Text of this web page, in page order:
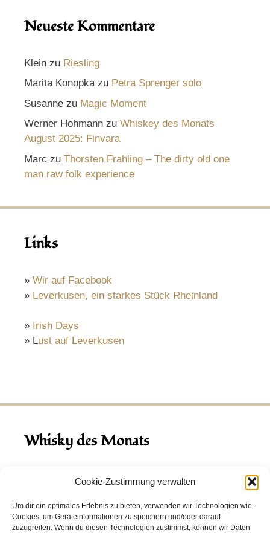
Cookie-Zustimmung verwalten
Um dir ein optimales Erlebnis zu bieten, verwenden wir Technologien wie
Cookies, um Geräteinformationen zu speichern und/oder darauf
zuzugreifen. Wenn du diesen Technologien zustimmst, können wir Daten
Neueste Kommentare
Klein zu Riesling
Marita Konopkazu Petra Sprenger solo
Susanne zu Magic Moment
Werner Hohmann zu Whiskey des Monats
August 2025: Finvara
Marc zu Thorsten Frahling – The dirty old one
man raw folk experience
Links
» Wir auf Facebook
» Leverkusen, ein starkes Stück Rheinland
» Irish Days
» Lust auf Leverkusen
Whisky des Monats
August 2026
Hinch Double Wood
Destillerie:Hinch(Irland)